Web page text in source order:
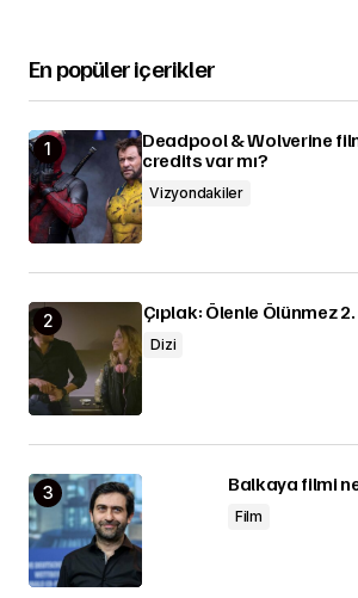
En popüler içerikler
Deadpool & Wolverine
credits var mı?
Vizyondakiler
Çıplak: Ölenle Ölünmez
Dizi
Balkaya filmi
Film